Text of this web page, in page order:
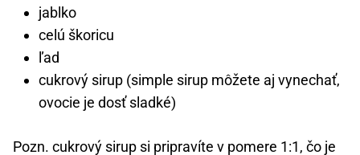
jablko
celú škoricu
ľad
cukrový sirup (simple sirup môžete aj vynechať,
ovocie je dosť sladké)
Pozn. cukrový sirup si pripravíte v pomere 1:1, čo je